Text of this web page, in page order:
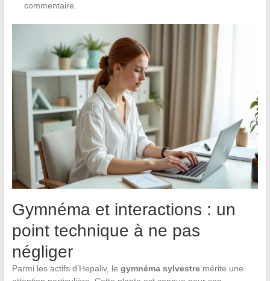
commentaire.
Gymnéma et interactions : un
point technique à ne pas
négliger
Parmi les actifs d’Hepaliv, le gymnéma sylvestremérite une